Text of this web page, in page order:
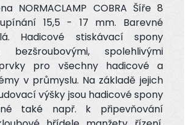
NORMACLAMP COBRA Šíře 8
15,5 - 17 mm. Barevné
Hadicové stiskávací spony
bezšroubovými, spolehlivými
pro všechny hadicové a
v průmyslu. Na základě jejich
výšky jsou hadicové spony
také např. k připevňování